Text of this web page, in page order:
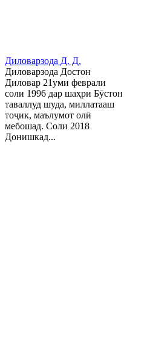
Диловарзода Д. Д.
Диловарзода Достон
Диловар 21уми феврали
соли 1996 дар шаҳри Бӯстон
таваллуд шуда, миллатааш
тоҷик, маълумот олӣ
мебошад. Соли 2018
Донишкад...